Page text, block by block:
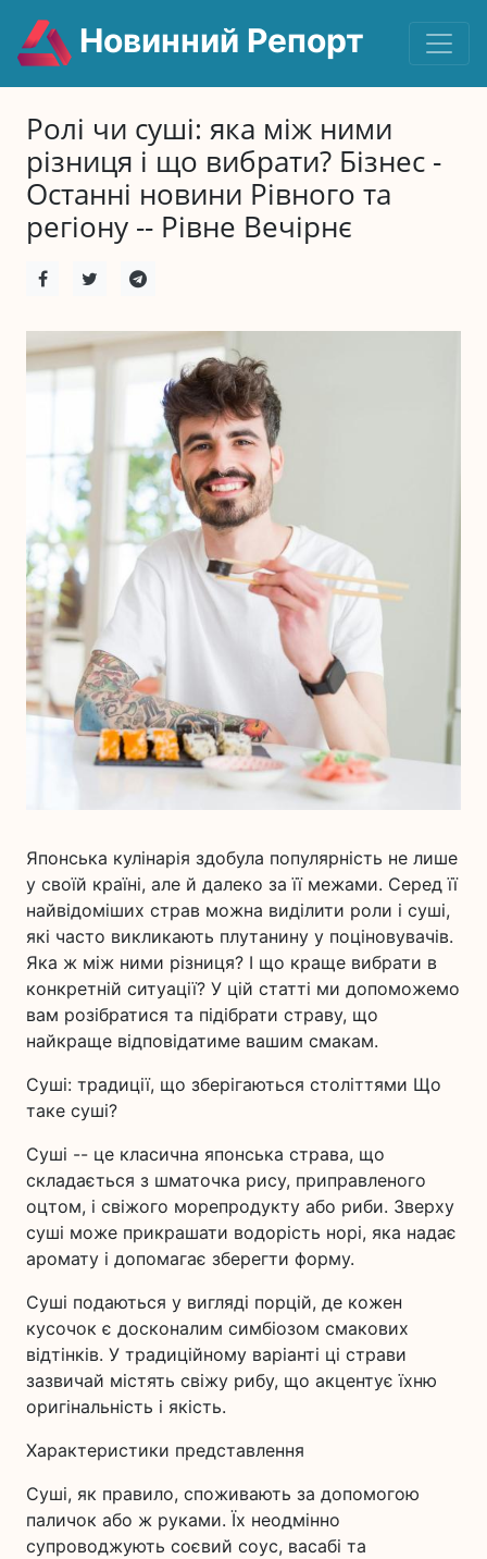
Новинний Репорт
Ролі чи суші: яка між ними
різниця і що вибрати? Бізнес -
Останні новини Рівного та
регіону -- Рівне Вечірнє
Японська кулінарія здобула популярність не лише
у своїй країні, але й далеко за її межами. Серед її
найвідоміших страв можна виділити роли і суші,
які часто викликають плутанину у поціновувачів.
Яка ж між ними різниця? І що краще вибрати в
конкретній ситуації? У цій статті ми допоможемо
вам розібратися та підібрати страву, що
найкраще відповідатиме вашим смакам.
Суші: традиції, що зберігаються століттями Що
таке суші?
Суші -- це класична японська страва, що
складається з шматочка рису, приправленого
оцтом, і свіжого морепродукту або риби. Зверху
суші може прикрашати водорість норі, яка надає
аромату і допомагає зберегти форму.
Суші подаються у вигляді порцій, де кожен
кусочок є досконалим симбіозом смакових
відтінків. У традиційному варіанті ці страви
зазвичай містять свіжу рибу, що акцентує їхню
оригінальність і якість.
Характеристики представлення
Суші, як правило, споживають за допомогою
паличок або ж руками. Їх неодмінно
супроводжують соєвий соус, васабі та